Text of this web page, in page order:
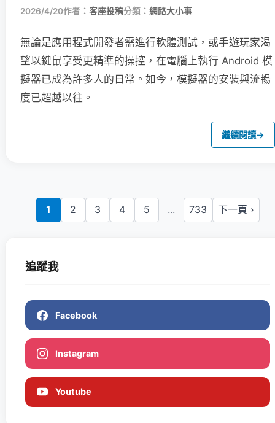
2026/4/20作者： 客座投稿分類： 網路大小事
無論是應用程式開發者需進行軟體測試，或手遊玩家渴
望以鍵鼠享受更精準的操控，在電腦上執行 Android 模
擬器已成為許多人的日常。如今，模擬器的安裝與流暢
度已超越以往。
繼續閱讀→
1 2 3 4 5 ... 733 下一頁 ›
追蹤我
Facebook
Instagram
Youtube